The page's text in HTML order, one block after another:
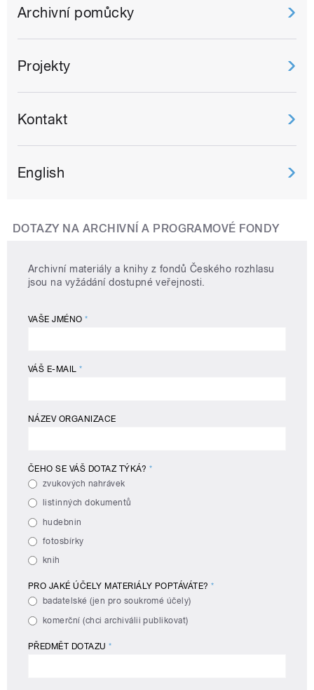
Archivní pomůcky
Projekty
Kontakt
English
DOTAZY NA ARCHIVNÍ A PROGRAMOVÉ FONDY
Archivní materiály a knihy z fondů Českého rozhlasu
jsou na vyžádání dostupné veřejnosti.
VAŠE JMÉNO*
VÁŠ E-MAIL*
NÁZEV ORGANIZACE
ČEHO SE VÁŠ DOTAZ TÝKÁ? *
zvukových nahrávek
listinných dokumentů
hudebnin
fotosbírky
knih
PRO JAKÉ ÚČELY MATERIÁLY POPTÁVÁTE?*
badatelské (jen pro soukromé účely)
komerční (chci archiválii publikovat)
PŘEDMĚT DOTAZU*